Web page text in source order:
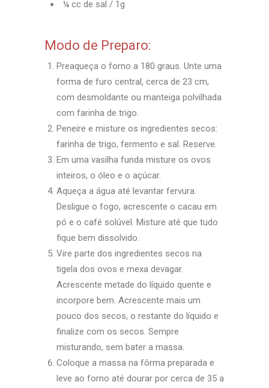
¼ cc de sal / 1g
Modo de Preparo:
Preaqueça o forno a 180 graus. Unte uma
forma de furo central, cerca de 23 cm,
com desmoldante ou manteiga polvilhada
com farinha de trigo.
Peneire e misture os ingredientes secos:
farinha de trigo, fermento e sal. Reserve.
Em uma vasilha funda misture os ovos
inteiros, o óleo e o açúcar.
Aqueça a água até levantar fervura.
Desligue o fogo, acrescente o cacau em
pó e o café solúvel. Misture até que tudo
fique bem dissolvido.
Vire parte dos ingredientes secos na
tigela dos ovos e mexa devagar.
Acrescente metade do líquido quente e
incorpore bem. Acrescente mais um
pouco dos secos, o restante do líquido e
finalize com os secos. Sempre
misturando, sem bater a massa.
Coloque a massa na fôrma preparada e
leve ao forno até dourar por cerca de 35 a